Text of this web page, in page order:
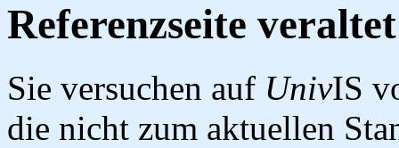
Referenzseite veraltet
Sie versuchen auf UnivIS
die nicht zum aktuellen